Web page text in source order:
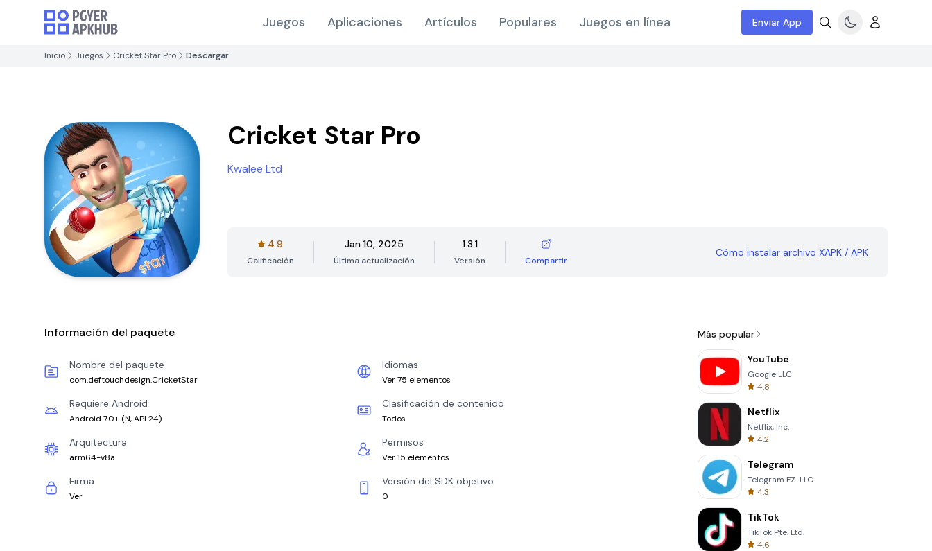
Juegos Aplicaciones Artículos Populares Juegos en línea Enviar App
Inicio Juegos Cricket Star Pro Descargar
Cricket Star Pro
Kwalee Ltd
4.9
Calificación
Jan 10, 2025
Última actualización
1.3.1
Versión Compartir
Cómo instalar archivo XAPK / APK
Información del paquete
Nombre del paquete
com.deftouchdesign.CricketStar
Idiomas
Ver 75 elementos
Requiere Android
Android 7.0+ (N, API 24)
Clasificación de contenido
Todos
Arquitectura
arm64-v8a
Permisos
Ver 15 elementos
Firma
Ver
Versión del SDK objetivo
0
Más popular
YouTube
Google LLC
4.8
Netflix
Netflix, Inc.
4.2
Telegram
Telegram FZ-LLC
4.3
TikTok
TikTok Pte. Ltd.
4.6